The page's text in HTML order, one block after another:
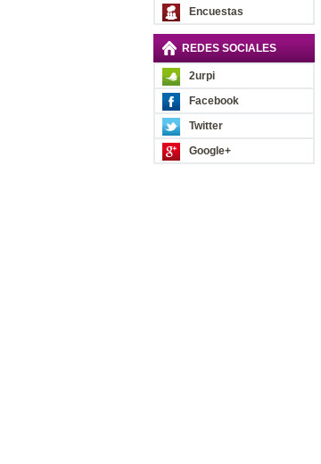
Encuestas
REDES SOCIALES
2urpi
Facebook
Twitter
Google+